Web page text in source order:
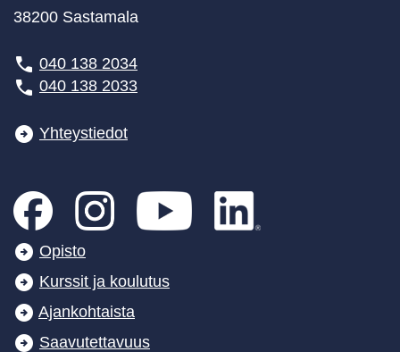
38200 Sastamala
040 138 2034
040 138 2033
Yhteystiedot
Opisto
Kurssit ja koulutus
Ajankohtaista
Saavutettavuus